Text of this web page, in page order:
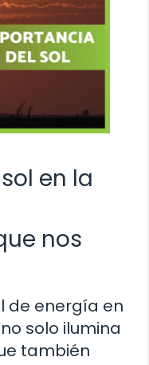
en la
nos
de energía en
solo ilumina
también